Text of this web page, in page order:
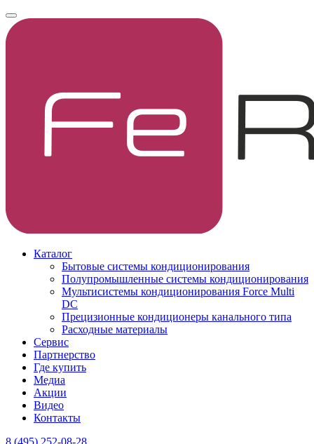
Каталог
Бытовые системы кондиционирования
Полупромышленные системы кондиционирования
Мультисистемы кондиционирования Force Multi
DC
Прецизионные кондиционеры канального типа
Расходные материалы
Сервис
Партнерство
Где купить
Медиа
Акции
Видео
Контакты
8 (495) 252-08-28